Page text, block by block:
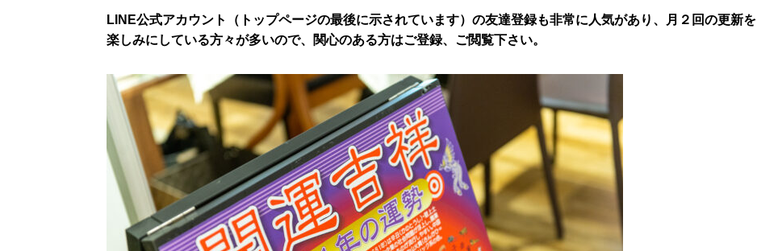
LINE公式アカウント（トップページの最後に示されています）の友達登録も非常に人気があり、月２回の更新を
楽しみにしている方々が多いので、関心のある方はご登録、ご閲覧下さい。